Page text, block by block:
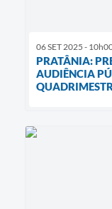
06 SET 2025 -
PRATÂNIA:
AUDIÊNCIA